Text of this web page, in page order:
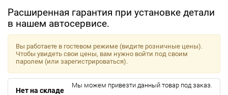
Расширенная гарантия при установке детали
в нашем автосервисе.
Вы работаете в гостевом режиме (видите розничные цены).
Чтобы увидеть свои цены, вам нужно войти под своим
паролем (или зарегистрироваться).
Нет на складе
Мы можем привезти данный товар под заказ.